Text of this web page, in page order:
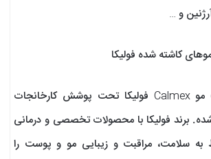
و …
شامپو بعد از کاشت مو Calmex فولیکا تحت پوشش کارخانجات
برند فولیکا با محصولات تخصصی و درمانی
سلامت، مراقبت و زیبایی مو و پوست را